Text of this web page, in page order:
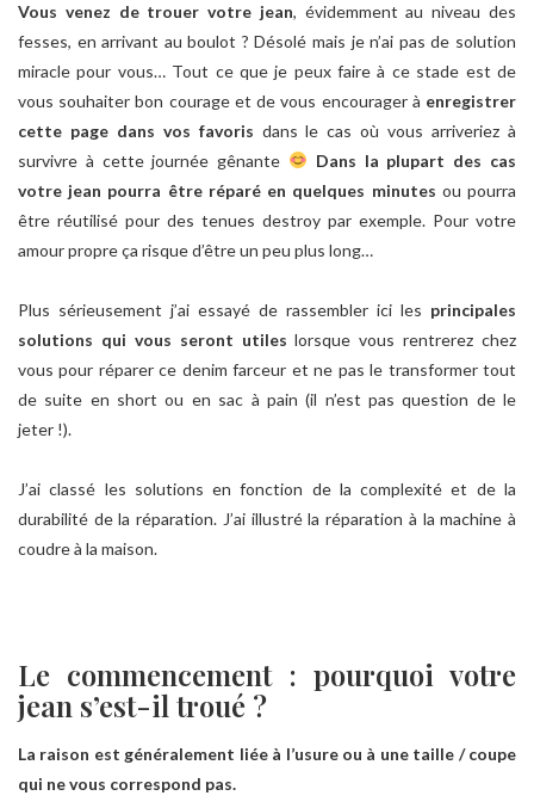
Vous venez de trouer votre jean, évidemment au niveau des
fesses, en arrivant au boulot ? Désolé mais je n’ai pas de solution
miracle pour vous… Tout ce que je peux faire à ce stade est de
vous souhaiter bon courage et de vous encourager à enregistrer
cette page dans vos favoris dans le cas où vous arriveriez à
survivre à cette journée gênante
Dans la plupart des cas
votre jean pourra être réparé en quelques minutes ou pourra
être réutilisé pour des tenues destroy par exemple. Pour votre
amour propre ça risque d’être un peu plus long…
Plus sérieusement j’ai essayé de rassembler ici les principales
solutions qui vous seront utiles lorsque vous rentrerez chez
vous pour réparer ce denim farceur et ne pas le transformer tout
de suite en short ou en sac à pain (il n’est pas question de le
jeter !).
J’ai classé les solutions en fonction de la complexité et de la
durabilité de la réparation. J’ai illustré la réparation à la machine à
coudre à la maison.
Le commencement : pourquoi votre
jean s’est-il troué ?
La raison est généralement liée à l’usure ou à une taille / coupe
qui ne vous correspond pas.